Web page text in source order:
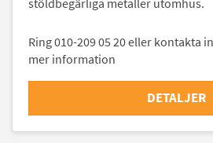
stöldbegärliga metaller utomhus.
Ring 010-209 05 20 eller kontakta
mer information
DETALJER